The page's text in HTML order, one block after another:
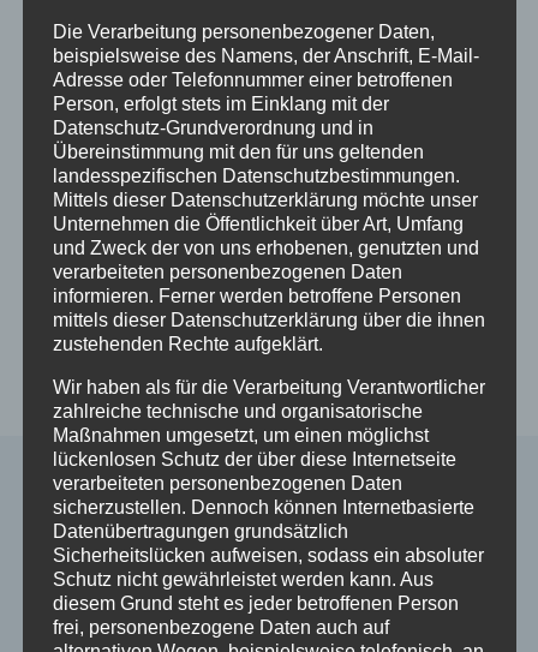
Silvia Wisbar HOV DRK-Kindersolbad Bad
Dürrheim.
Beitragsnavigation
ZURÜCK
Ehemalige
Verschickungskinder
aus Rendsburg
kämpfen gegen
WEITER
NRW: Positive Impulse
für den Alltag – neue
Workshop-Reihe mit
Ähnliche Beiträge
Die Verarbeitung personenbezogener Daten,
beispielsweise des Namens, der Anschrift, E-Mail-
Adresse oder Telefonnummer einer betroffenen
Person, erfolgt stets im Einklang mit der
Datenschutz-Grundverordnung und in
Übereinstimmung mit den für uns geltenden
landesspezifischen Datenschutzbestimmungen.
Mittels dieser Datenschutzerklärung möchte unser
Unternehmen die Öffentlichkeit über Art, Umfang
und Zweck der von uns erhobenen, genutzten und
verarbeiteten personenbezogenen Daten
informieren. Ferner werden betroffene Personen
mittels dieser Datenschutzerklärung über die ihnen
zustehenden Rechte aufgeklärt.
Wir haben als für die Verarbeitung Verantwortlicher
zahlreiche technische und organisatorische
Maßnahmen umgesetzt, um einen möglichst
lückenlosen Schutz der über diese Internetseite
verarbeiteten personenbezogenen Daten
sicherzustellen. Dennoch können Internetbasierte
Datenübertragungen grundsätzlich
Sicherheitslücken aufweisen, sodass ein absoluter
Schutz nicht gewährleistet werden kann. Aus
diesem Grund steht es jeder betroffenen Person
frei, personenbezogene Daten auch auf